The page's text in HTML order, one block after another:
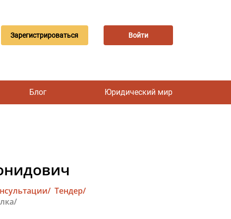
Зарегистрироваться Войти
Блог Юридический мир
Тендер/